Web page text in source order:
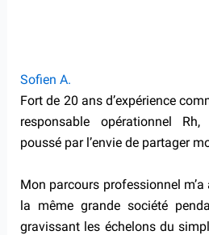
Sofien A.
Fort de 20 ans d’expérience
responsable opérationnel
poussé par l’envie de partager
Mon parcours professionnel
la même grande société
gravissant les échelons du